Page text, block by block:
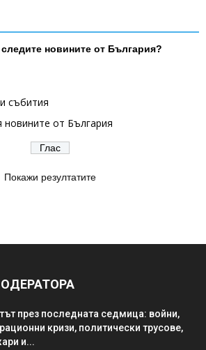
новините от България?
събития
новините от България
Покажи резултатите
през последната седмица: войни,
кризи, политически трусове,
и...